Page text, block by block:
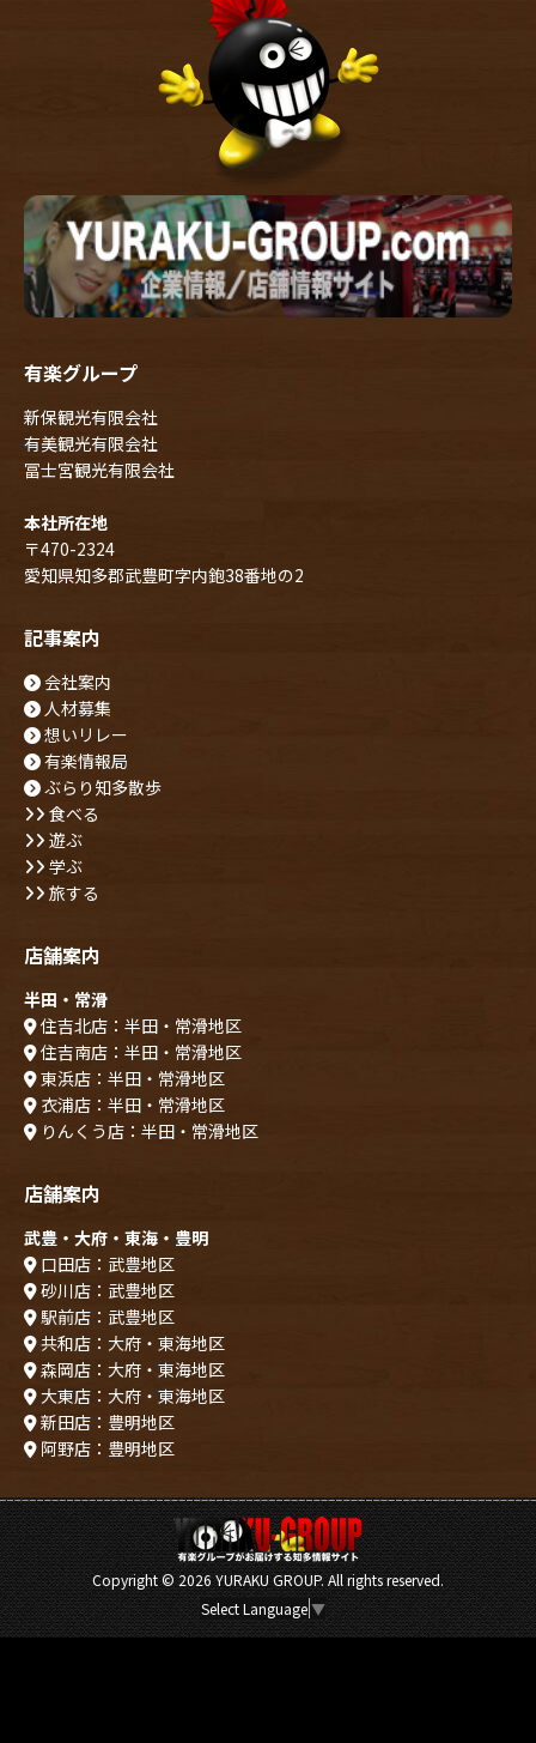
有楽グループ
新保観光有限会社
有美観光有限会社
冨士宮観光有限会社
本社所在地
〒470-2324
愛知県知多郡武豊町字内鉋38番地の2
記事案内
会社案内
人材募集
想いリレー
有楽情報局
ぶらり知多散歩
食べる
遊ぶ
学ぶ
旅する
店舗案内
半田・常滑
住吉北店：半田・常滑地区
住吉南店：半田・常滑地区
東浜店：半田・常滑地区
衣浦店：半田・常滑地区
りんくう店：半田・常滑地区
店舗案内
武豊・大府・東海・豊明
口田店：武豊地区
砂川店：武豊地区
駅前店：武豊地区
共和店：大府・東海地区
森岡店：大府・東海地区
大東店：大府・東海地区
新田店：豊明地区
阿野店：豊明地区
Copyright ©2026 YURAKU GROUP. All rights reserved.
Select Language ▼